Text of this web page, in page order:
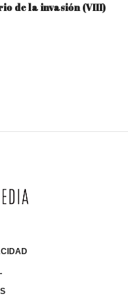
de la invasión (VIII)